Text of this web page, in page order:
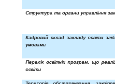
Структура та органи управління
Кадровий склад закладу освіти
умовами
Перелік освітніх програм, що
освіти